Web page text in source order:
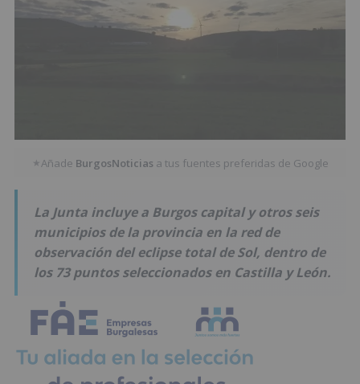
★Añade BurgosNoticias a tus fuentes preferidas de Google
La Junta incluye a Burgos capital y otros seis
municipios de la provincia en la red de
observación del eclipse total de Sol, dentro de
los 73 puntos seleccionados en Castilla y León.